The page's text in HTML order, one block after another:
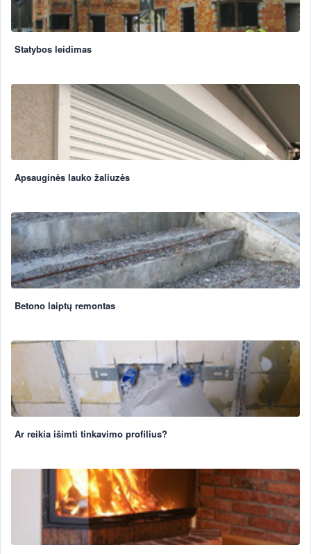
Statybos leidimas
Apsauginės lauko žaliuzės
Betono laiptų remontas
Ar reikia išimti tinkavimo profilius?